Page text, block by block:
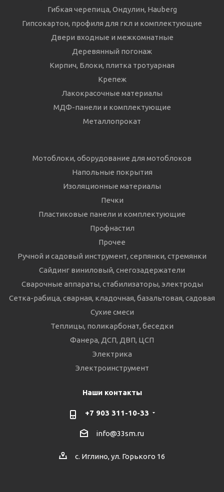
Гибкая черепица, Ондулин, Hauberg
Гипсокартон, профиля для гкл и комплектующие
Двери входные и межкомнатные
Деревянный погонаж
Кирпич, Блоки, плитка тротуарная
Крепеж
Лакокрасочные материалы
МДФ-панели и комплектующие
Металлопрокат
Мотоблоки, оборудование для мотоблоков
Напольные покрытия
Изоляционные материалы
Печки
Пластиковые панели и комплектующие
Профнастил
Прочее
Ручной и садовый инструмент, серпянки, стремянки
Сайдинг виниловый, снегозадержатели
Сварочные аппараты, стабилизаторы, электроды
Сетка-рабица, сварная, кладочная, базальтовая, садовая
Сухие смеси
Теплицы, поликарбонат, беседки
Фанера, ДСП, ДВП, ЦСП
Электрика
Электроинструмент
Наши контакты
+7 903 311-10-33
info@33sm.ru
с. Иглино, ул. Горького 16